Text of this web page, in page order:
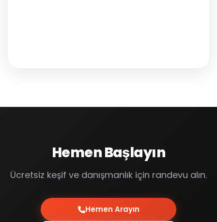
Hemen Başlayın
Ücretsiz keşif ve danışmanlık için randevu alın.
Hemen Arayın